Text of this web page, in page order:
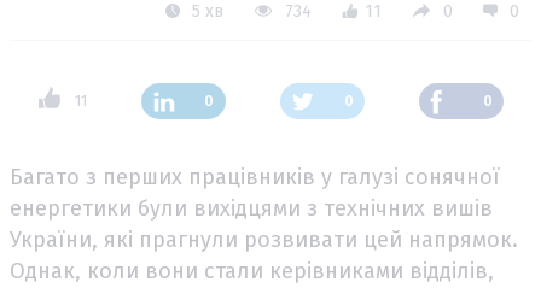
5 хв
734 11 0 0
11 0 0 0
Багато з перших працівників у галузі сонячної
енергетики були вихідцями з технічних вишів
України, які прагнули розвивати цей напрямок.
Однак, коли вони стали керівниками відділів,